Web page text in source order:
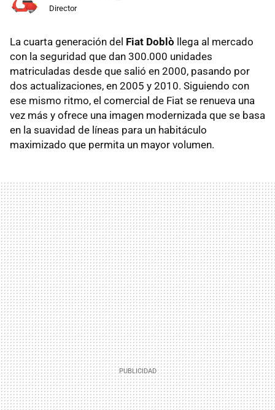
Director
La cuarta generación del Fiat Doblò llega al mercado
con la seguridad que dan 300.000 unidades
matriculadas desde que salió en 2000, pasando por
dos actualizaciones, en 2005 y 2010. Siguiendo con
ese mismo ritmo, el comercial de Fiat se renueva una
vez más y ofrece una imagen modernizada que se basa
en la suavidad de líneas para un habitáculo
maximizado que permita un mayor volumen.